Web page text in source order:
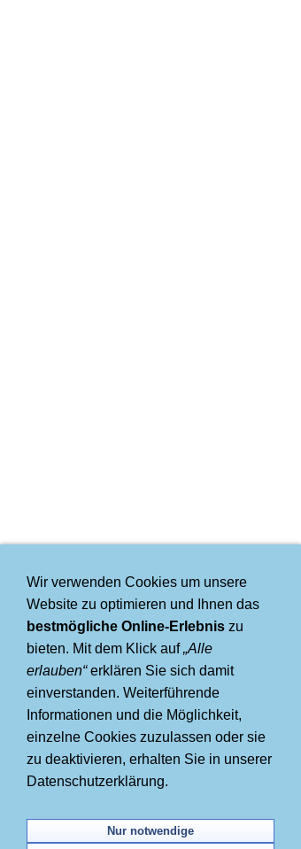
Wir verwenden Cookies um unsere
Website zu optimieren und Ihnen das
bestmögliche Online-Erlebnis zu
bieten. Mit dem Klick auf„Alle
erlauben“erklären Sie sich damit
einverstanden. Weiterführende
Informationen und die Möglichkeit,
einzelne Cookies zuzulassen oder sie
zu deaktivieren, erhalten Sie in unserer
Datenschutzerklärung.
Nur notwendige